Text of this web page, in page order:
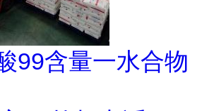
99含量一水合物